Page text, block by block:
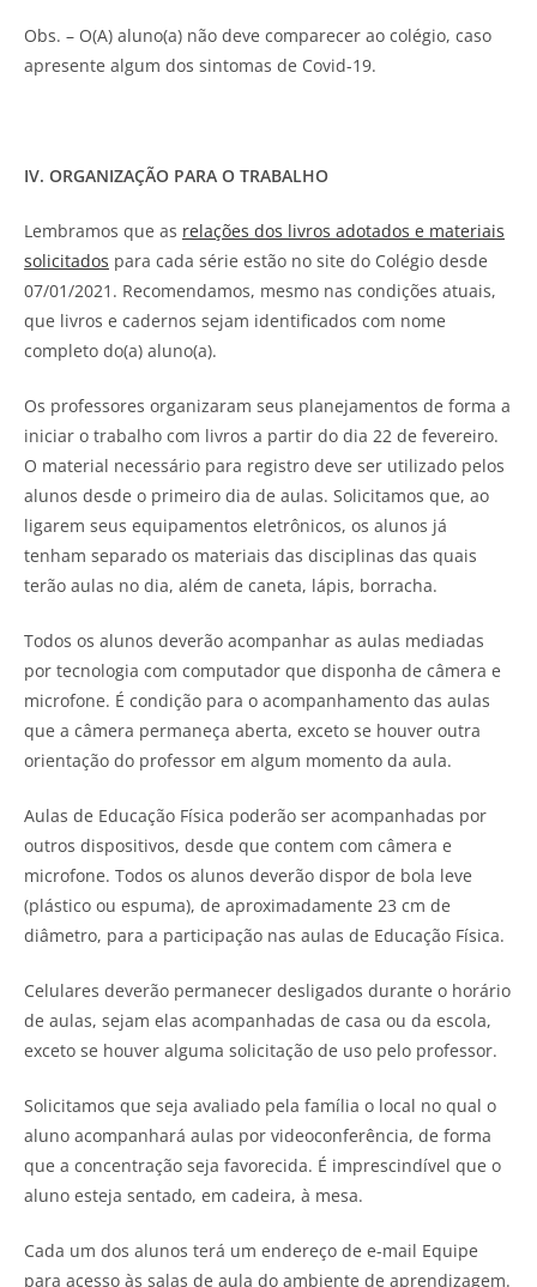
Obs. – O(A) aluno(a) não deve comparecer ao colégio, caso
apresente algum dos sintomas de Covid-19.
IV. ORGANIZAÇÃO PARA O TRABALHO
Lembramos que as relações dos livros adotados e materiais
solicitados para cada série estão no site do Colégio desde
07/01/2021. Recomendamos, mesmo nas condições atuais,
que livros e cadernos sejam identificados com nome
completo do(a) aluno(a).
Os professores organizaram seus planejamentos de forma a
iniciar o trabalho com livros a partir do dia 22 de fevereiro.
O material necessário para registro deve ser utilizado pelos
alunos desde o primeiro dia de aulas. Solicitamos que, ao
ligarem seus equipamentos eletrônicos, os alunos já
tenham separado os materiais das disciplinas das quais
terão aulas no dia, além de caneta, lápis, borracha.
Todos os alunos deverão acompanhar as aulas mediadas
por tecnologia com computador que disponha de câmera e
microfone. É condição para o acompanhamento das aulas
que a câmera permaneça aberta, exceto se houver outra
orientação do professor em algum momento da aula.
Aulas de Educação Física poderão ser acompanhadas por
outros dispositivos, desde que contem com câmera e
microfone. Todos os alunos deverão dispor de bola leve
(plástico ou espuma), de aproximadamente 23 cm de
diâmetro, para a participação nas aulas de Educação Física.
Celulares deverão permanecer desligados durante o horário
de aulas, sejam elas acompanhadas de casa ou da escola,
exceto se houver alguma solicitação de uso pelo professor.
Solicitamos que seja avaliado pela família o local no qual o
aluno acompanhará aulas por videoconferência, de forma
que a concentração seja favorecida. É imprescindível que o
aluno esteja sentado, em cadeira, à mesa.
Cada um dos alunos terá um endereço de e-mail Equipe
para acesso às salas de aula do ambiente de aprendizagem.